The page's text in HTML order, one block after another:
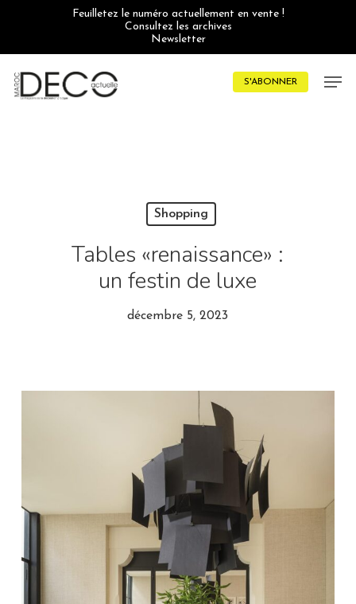
Feuilletez le numéro actuellement en vente !
Consultez les archives
Newsletter
S'ABONNER
Shopping
Tables «renaissance» :
un festin de luxe
décembre 5, 2023